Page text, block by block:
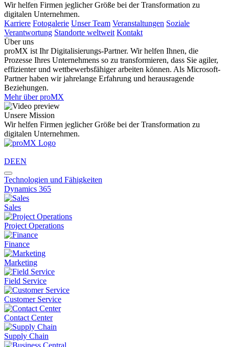
Wir helfen Firmen jeglicher Größe bei der Transformation zu
digitalen Unternehmen.
Karriere Fotogalerie Unser Team Veranstaltungen Soziale
Verantwortung Standorte weltweit Kontakt
Über uns
proMX ist Ihr Digitalisierungs-Partner. Wir helfen Ihnen, die
Prozesse Ihres Unternehmens so zu transformieren, dass Sie agiler,
effizienter und wettbewerbsfähiger arbeiten können. Als Microsoft-
Partner haben wir jahrelange Erfahrung und herausragende
Beziehungen.
Mehr über proMX
Unsere Mission
Wir helfen Firmen jeglicher Größe bei der Transformation zu
digitalen Unternehmen.
DEEN
Technologien und Fähigkeiten
Dynamics 365
Sales
Project Operations
Finance
Marketing
Field Service
Customer Service
Contact Center
Supply Chain